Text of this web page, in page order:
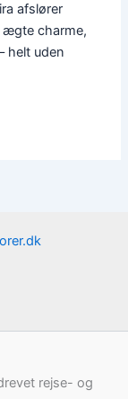
afslører
ægte charme,
helt uden
rejse- og